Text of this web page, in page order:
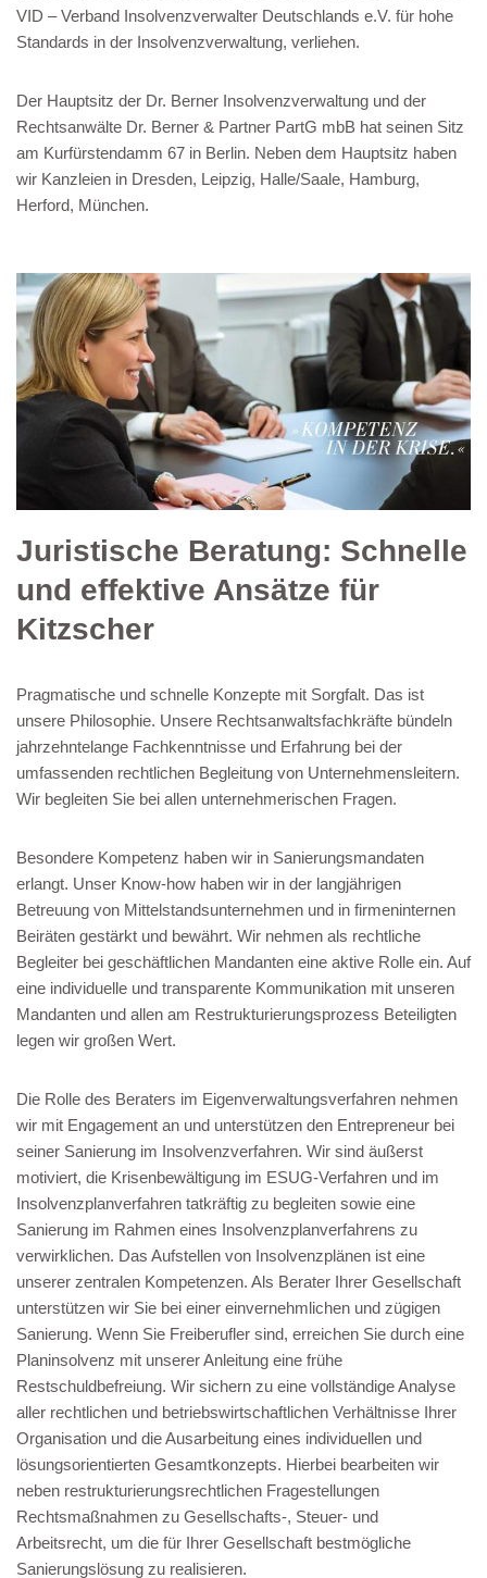
VID – Verband Insolvenzverwalter Deutschlands e.V. für hohe
Standards in der Insolvenzverwaltung, verliehen.
Der Hauptsitz der Dr. Berner Insolvenzverwaltung und der
Rechtsanwälte Dr. Berner & Partner PartG mbB hat seinen Sitz
am Kurfürstendamm 67 in Berlin. Neben dem Hauptsitz haben
wir Kanzleien in Dresden, Leipzig, Halle/Saale, Hamburg,
Herford, München.
Juristische Beratung: Schnelle
und effektive Ansätze für
Kitzscher
Pragmatische und schnelle Konzepte mit Sorgfalt. Das ist
unsere Philosophie. Unsere Rechtsanwaltsfachkräfte bündeln
jahrzehntelange Fachkenntnisse und Erfahrung bei der
umfassenden rechtlichen Begleitung von Unternehmensleitern.
Wir begleiten Sie bei allen unternehmerischen Fragen.
Besondere Kompetenz haben wir in Sanierungsmandaten
erlangt. Unser Know-how haben wir in der langjährigen
Betreuung von Mittelstandsunternehmen und in firmeninternen
Beiräten gestärkt und bewährt. Wir nehmen als rechtliche
Begleiter bei geschäftlichen Mandanten eine aktive Rolle ein. Auf
eine individuelle und transparente Kommunikation mit unseren
Mandanten und allen am Restrukturierungsprozess Beteiligten
legen wir großen Wert.
Die Rolle des Beraters im Eigenverwaltungsverfahren nehmen
wir mit Engagement an und unterstützen den Entrepreneur bei
seiner Sanierung im Insolvenzverfahren. Wir sind äußerst
motiviert, die Krisenbewältigung im ESUG-Verfahren und im
Insolvenzplanverfahren tatkräftig zu begleiten sowie eine
Sanierung im Rahmen eines Insolvenzplanverfahrens zu
verwirklichen. Das Aufstellen von Insolvenzplänen ist eine
unserer zentralen Kompetenzen. Als Berater Ihrer Gesellschaft
unterstützen wir Sie bei einer einvernehmlichen und zügigen
Sanierung. Wenn Sie Freiberufler sind, erreichen Sie durch eine
Planinsolvenz mit unserer Anleitung eine frühe
Restschuldbefreiung. Wir sichern zu eine vollständige Analyse
aller rechtlichen und betriebswirtschaftlichen Verhältnisse Ihrer
Organisation und die Ausarbeitung eines individuellen und
lösungsorientierten Gesamtkonzepts. Hierbei bearbeiten wir
neben restrukturierungsrechtlichen Fragestellungen
Rechtsmaßnahmen zu Gesellschafts-, Steuer- und
Arbeitsrecht, um die für Ihrer Gesellschaft bestmögliche
Sanierungslösung zu realisieren.